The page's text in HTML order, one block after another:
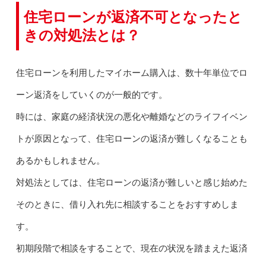
住宅ローンが返済不可となったと
きの対処法とは？
住宅ローンを利用したマイホーム購入は、数十年単位でロ
ーン返済をしていくのが一般的です。
時には、家庭の経済状況の悪化や離婚などのライフイベン
トが原因となって、住宅ローンの返済が難しくなることも
あるかもしれません。
対処法としては、住宅ローンの返済が難しいと感じ始めた
そのときに、借り入れ先に相談することをおすすめしま
す。
初期段階で相談をすることで、現在の状況を踏まえた返済